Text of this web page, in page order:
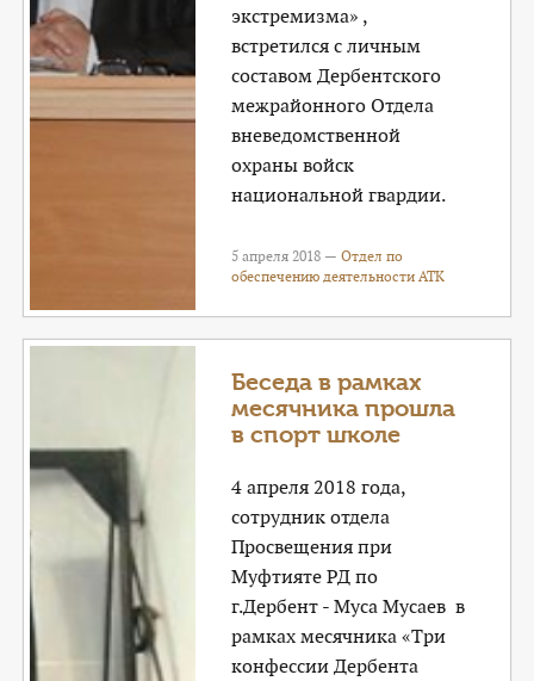
экстремизма» ,
встретился с личным
составом Дербентского
межрайонного Отдела
вневедомственной
охраны войск
национальной гвардии.
5 апреля 2018 —Отдел по
обеспечению деятельности АТК
Беседа в рамках
месячника прошла
в спорт школе
4 апреля 2018 года,
сотрудник отдела
Просвещения при
Муфтияте РД по
г.Дербент - Муса Мусаев в
рамках месячника «Три
конфессии Дербента